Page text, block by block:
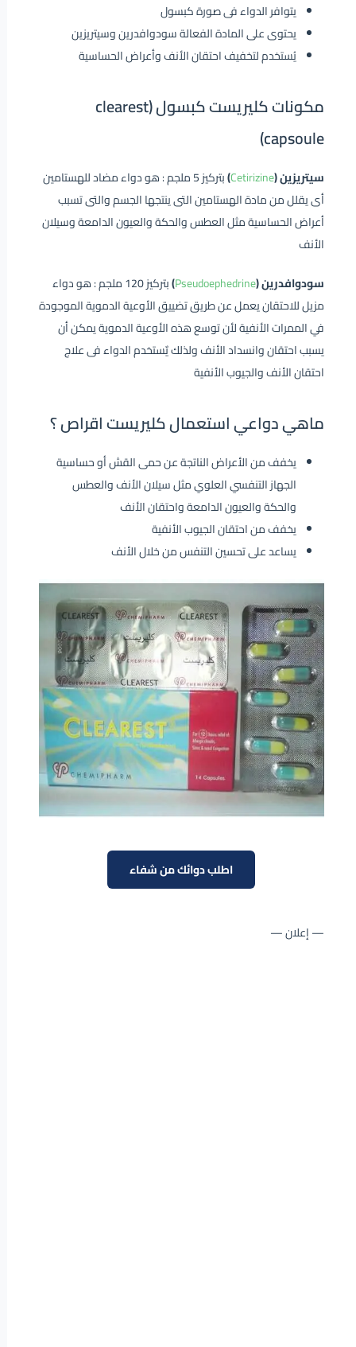
يتوافر الدواء فى صورة كبسول
يحتوى على المادة الفعالة سودوافدرين وسيتريزين
يُستخدم لتخفيف احتقان الأنف وأعراض الحساسية
مكونات كليريست كبسول (clearest
capsoule)
سيتريزين (Cetirizine
)
بتركيز 5 ملجم : هو دواء مضاد للهستامين
أى يقلل من مادة الهستامين التى ينتجها الجسم والتى تسبب
أعراض الحساسية مثل العطس والحكة والعيون الدامعة وسيلان
الأنف
سودوافدرين (Pseudoephedrine
)
بتركيز 120 ملجم : هو دواء
مزيل للاحتقان يعمل عن طريق تضييق الأوعية الدموية الموجودة
في الممرات الأنفية لأن توسع هذه الأوعية الدموية يمكن أن
يسبب احتقان وانسداد الأنف ولذلك يٌستخدم الدواء فى علاج
احتقان الأنف والجيوب الأنفية
ماهي دواعي استعمال كليريست اقراص ؟
يخفف من الأعراض الناتجة عن حمى القش أو حساسية
الجهاز التنفسي العلوي مثل سيلان الأنف والعطس
والحكة والعيون الدامعة واحتقان الأنف
يخفف من احتقان الجيوب الأنفية
يساعد على تحسين التنفس من خلال الأنف
اطلب دوائك من شفاء
— إعلان —